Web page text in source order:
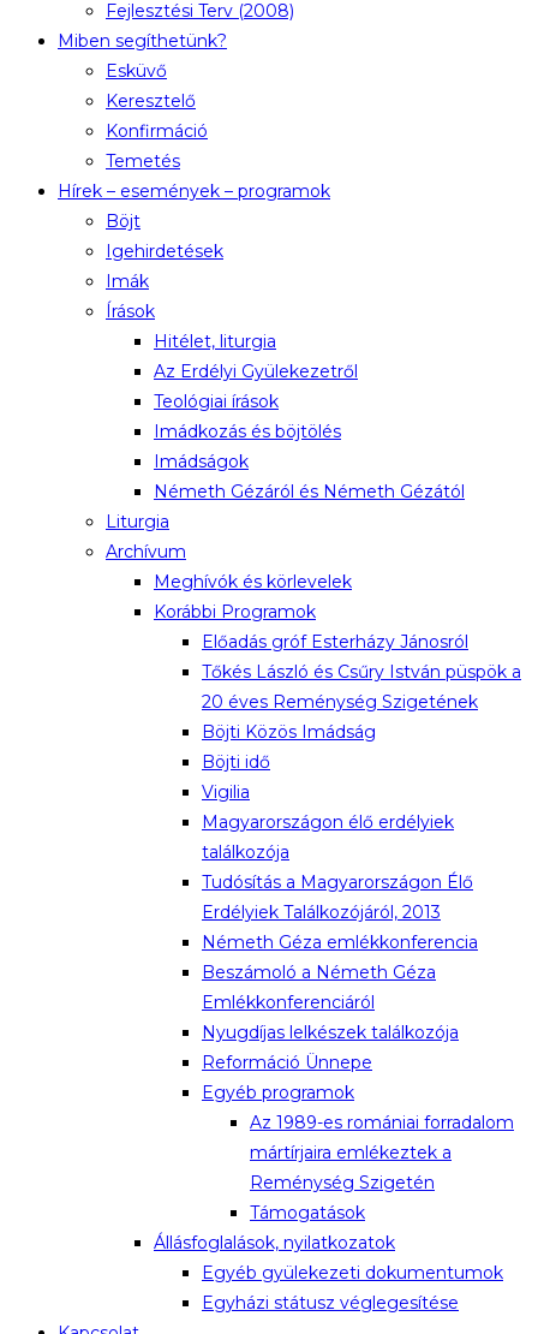
Fejlesztési Terv (2008)
Miben segíthetünk?
Esküvő
Keresztelő
Konfirmáció
Temetés
Hírek – események – programok
Böjt
Igehirdetések
Imák
Írások
Hitélet, liturgia
Az Erdélyi Gyülekezetről
Teológiai írások
Imádkozás és böjtölés
Imádságok
Németh Gézáról és Németh Gézától
Liturgia
Archívum
Meghívók és körlevelek
Korábbi Programok
Előadás gróf Esterházy Jánosról
Tőkés László és Csűry István püspök a
20 éves Reménység Szigetének
Böjti Közös Imádság
Böjti idő
Vigilia
Magyarországon élő erdélyiek
találkozója
Tudósítás a Magyarországon Élő
Erdélyiek Találkozójáról, 2013
Németh Géza emlékkonferencia
Beszámoló a Németh Géza
Emlékkonferenciáról
Nyugdíjas lelkészek találkozója
Reformáció Ünnepe
Egyéb programok
Az 1989-es romániai forradalom
mártírjaira emlékeztek a
Reménység Szigetén
Támogatások
Állásfoglalások, nyilatkozatok
Egyéb gyülekezeti dokumentumok
Egyházi státusz véglegesítése